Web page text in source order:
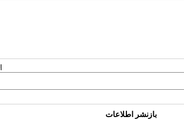
بازنشر اطلاعات